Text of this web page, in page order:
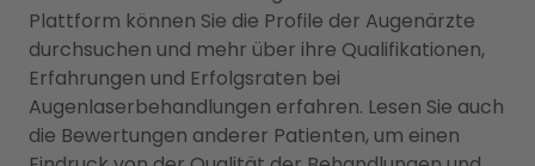
Plattform können Sie die Profile der Augenärzte
durchsuchen und mehr über ihre Qualifikationen,
Erfahrungen und Erfolgsraten bei
Augenlaserbehandlungen erfahren. Lesen Sie auch
die Bewertungen anderer Patienten, um einen